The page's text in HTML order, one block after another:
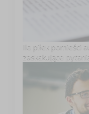
Ile piłek pomieści
zaskakujące